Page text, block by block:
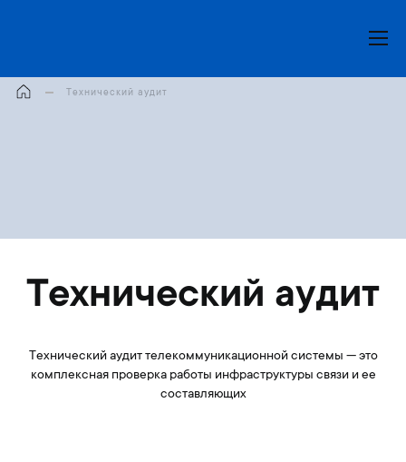
Технический аудит
Технический аудит
Технический аудит телекоммуникационной системы — это
комплексная проверка работы инфраструктуры связи и ее
составляющих